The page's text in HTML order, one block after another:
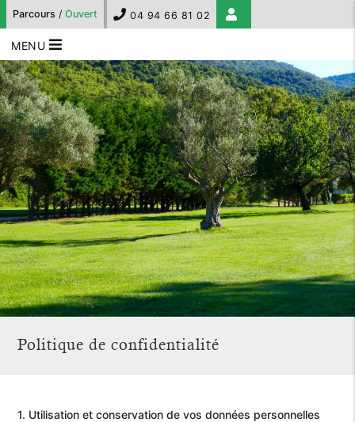
Parcours / Ouvert 04 94 66 81 02
MENU
Politique de confidentialité
1. Utilisation et conservation de vos données personnelles